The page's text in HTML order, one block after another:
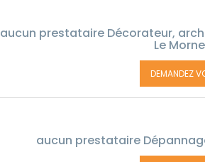
aucun prestataire Décorateur,
Le
DEMANDEZ
aucun prestataire